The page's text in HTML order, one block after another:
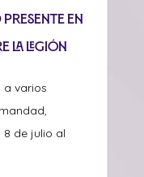
presente en
Legión
a varios
de julio al